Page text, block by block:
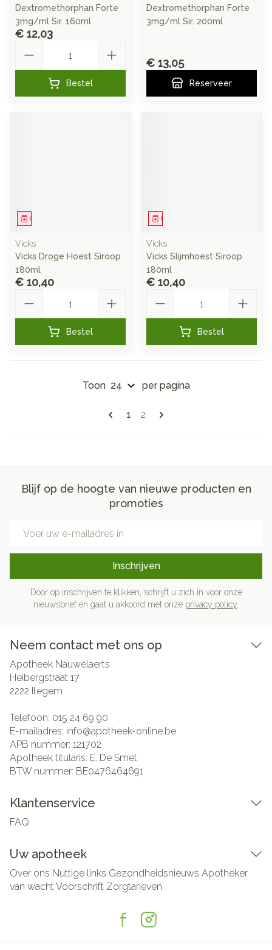
Dextromethorphan Forte
3mg/ml Sir. 160ml
€ 12,03
Bestel
Dextromethorphan Forte
3mg/ml Sir. 200ml
€ 13,05
Reserveer
Geneesmiddel
Vicks
Vicks Droge Hoest Siroop
180ml
€ 10,40
Bestel
Geneesmiddel
Vicks
Vicks Slijmhoest Siroop
180ml
€ 10,40
Bestel
Pagina's
U lees momenteel pagina
1 Pagina
2
Toon per pagina
Blijf op de hoogte van nieuwe producten en
promoties
Inschrijven
Door op inschrijven te klikken, schrijft u zich in voor onze
nieuwsbrief en gaat u akkoord met onze privacy policy
Neem contact met ons op
Apotheek Nauwelaerts
Heibergstraat 17
2222 Itegem
Telefoon: 015 24 69 90
E-mailadres: info@apotheek-online.be
APB nummer: 121702
Apotheek titularis: E. De Smet
BTW nummer: BE0476464691
Klantenservice
FAQ
Uw apotheek
Over ons Nuttige links Gezondheidsnieuws Apotheker
van wachtVoorschrift Zorgtarieven